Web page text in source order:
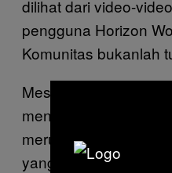
dilihat dari video-
pengguna Horizon
Komunitas bukanlah
Meski @vrpranksters
menjadi saksi mata
merupakan satu dari
yang didedikasikan